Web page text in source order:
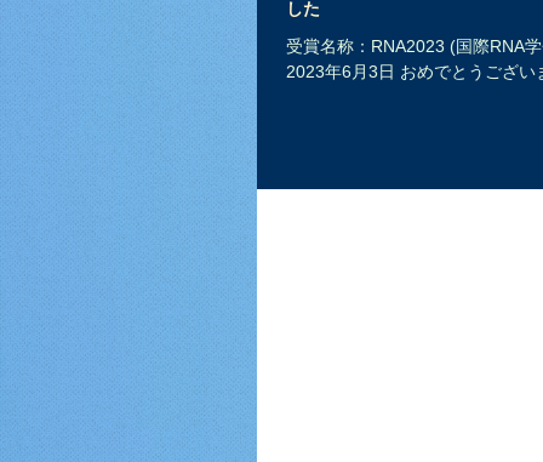
した
受賞名称：RNA2023 (国際RNA
2023年6月3日 おめでとうござい